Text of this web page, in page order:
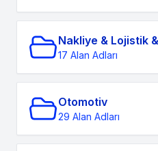
Nakliye & Lojistik &
17 Alan Adları
Otomotiv
29 Alan Adları